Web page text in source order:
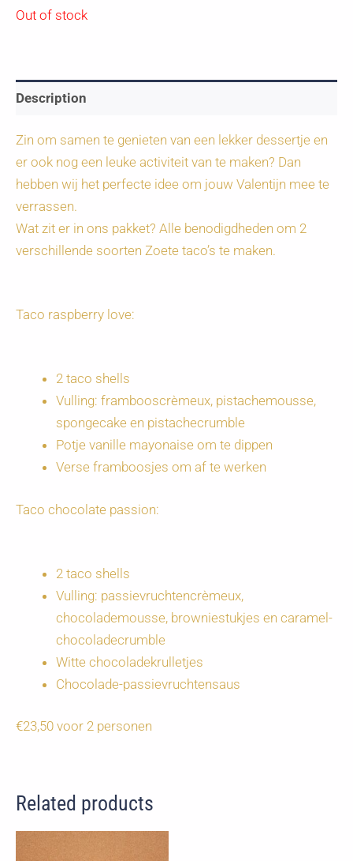
Out of stock
Description
Zin om samen te genieten van een lekker dessertje en
er ook nog een leuke activiteit van te maken? Dan
hebben wij het perfecte idee om jouw Valentijn mee te
verrassen.
Wat zit er in ons pakket? Alle benodigdheden om 2
verschillende soorten Zoete taco’s te maken.
Taco raspberry love:
2 taco shells
Vulling: frambooscrèmeux, pistachemousse,
spongecake en pistachecrumble
Potje vanille mayonaise om te dippen
Verse framboosjes om af te werken
Taco chocolate passion:
2 taco shells
Vulling: passievruchtencrèmeux,
chocolademousse, browniestukjes en caramel-
chocoladecrumble
Witte chocoladekrulletjes
Chocolade-passievruchtensaus
€23,50 voor 2 personen
Related products